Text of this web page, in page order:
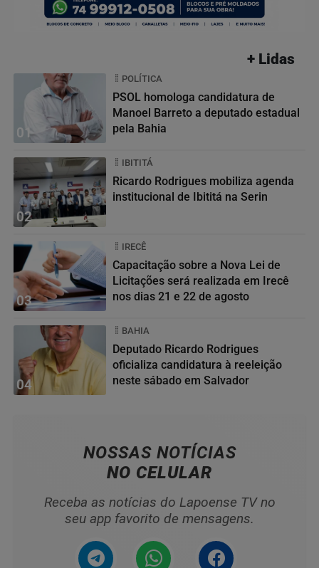
+ Lidas
01
POLÍTICA
PSOL homologa candidatura de
Manoel Barreto a deputado estadual
pela Bahia
02
IBITITÁ
Ricardo Rodrigues mobiliza agenda
institucional de Ibititá na Serin
03
IRECÊ
Capacitação sobre a Nova Lei de
Licitações será realizada em Irecê
nos dias 21 e 22 de agosto
04
BAHIA
Deputado Ricardo Rodrigues
oficializa candidatura à reeleição
neste sábado em Salvador
NOSSAS NOTÍCIAS
NO CELULAR
Receba as notícias do Lapoense TV no
seu app favorito de mensagens.